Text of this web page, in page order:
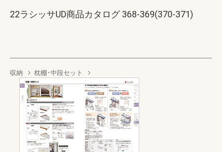
22ラシッサUD商品カタログ 368-369(370-371)
収納 枕棚･中段セット